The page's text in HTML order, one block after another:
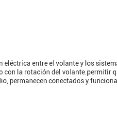
entre el volante y los
con la rotación del volante.permitir
permanecen conectados y